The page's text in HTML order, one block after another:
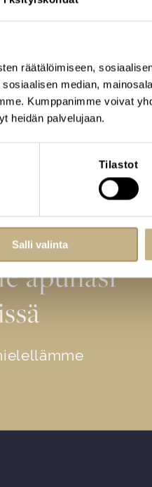
räätälöimiseen,
median,
Kumppanimme voivat
heidän palvelujaan.
Tilastot
Salli valinta
SUUNNITTELU
apunasi